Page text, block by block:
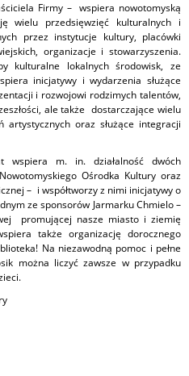
Firmy – wspiera nowotomyską
wielu przedsięwzięć kulturalnych i
przez instytucje kultury, placówki
organizacje i stowarzyszenia.
kulturalne lokalnych środowisk, ze
inicjatywy i wydarzenia służące
i rozwojowi rodzimych talentów,
ale także dostarczające wielu
artystycznych oraz służące integracji
m. in. działalność dwóch
Ośrodka Kultury oraz
– i współtworzy z nimi inicjatywy o
ze sponsorów Jarmarku Chmielo –
promującej nasze miasto i ziemię
także organizację dorocznego
Na niezawodną pomoc i pełne
można liczyć zawsze w przypadku